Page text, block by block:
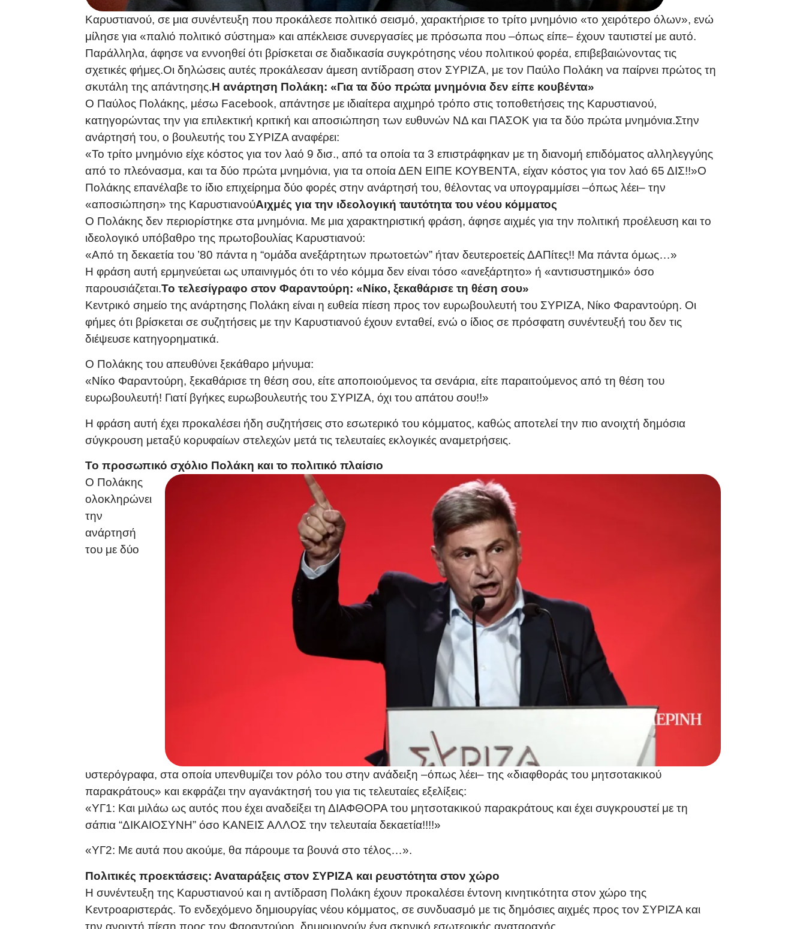
Καρυστιανού, σε μια συνέντευξη που προκάλεσε πολιτικό σεισμό, χαρακτήρισε το τρίτο μνημόνιο «το χειρότερο όλων», ενώ
μίλησε για «παλιό πολιτικό σύστημα» και απέκλεισε συνεργασίες με πρόσωπα που –όπως είπε– έχουν ταυτιστεί με αυτό.
Παράλληλα, άφησε να εννοηθεί ότι βρίσκεται σε διαδικασία συγκρότησης νέου πολιτικού φορέα, επιβεβαιώνοντας τις
σχετικές φήμες.Οι δηλώσεις αυτές προκάλεσαν άμεση αντίδραση στον ΣΥΡΙΖΑ, με τον Παύλο Πολάκη να παίρνει πρώτος τη
σκυτάλη της απάντησης.Η ανάρτηση Πολάκη: «Για τα δύο πρώτα μνημόνια δεν είπε κουβέντα»
Ο Παύλος Πολάκης, μέσω Facebook, απάντησε με ιδιαίτερα αιχμηρό τρόπο στις τοποθετήσεις της Καρυστιανού,
κατηγορώντας την για επιλεκτική κριτική και αποσιώπηση των ευθυνών ΝΔ και ΠΑΣΟΚ για τα δύο πρώτα μνημόνια.Στην
ανάρτησή του, ο βουλευτής του ΣΥΡΙΖΑ αναφέρει:
«Το τρίτο μνημόνιο είχε κόστος για τον λαό 9 δισ., από τα οποία τα 3 επιστράφηκαν με τη διανομή επιδόματος αλληλεγγύης
από το πλεόνασμα, και τα δύο πρώτα μνημόνια, για τα οποία ΔΕΝ ΕΙΠΕ ΚΟΥΒΕΝΤΑ, είχαν κόστος για τον λαό 65 ΔΙΣ!!»Ο
Πολάκης επανέλαβε το ίδιο επιχείρημα δύο φορές στην ανάρτησή του, θέλοντας να υπογραμμίσει –όπως λέει– την
«αποσιώπηση» της ΚαρυστιανούΑιχμές για την ιδεολογική ταυτότητα του νέου κόμματος
Ο Πολάκης δεν περιορίστηκε στα μνημόνια. Με μια χαρακτηριστική φράση, άφησε αιχμές για την πολιτική προέλευση και το
ιδεολογικό υπόβαθρο της πρωτοβουλίας Καρυστιανού:
«Από τη δεκαετία του ’80 πάντα η “ομάδα ανεξάρτητων πρωτοετών” ήταν δευτεροετείς ΔΑΠίτες!! Μα πάντα όμως…»
Η φράση αυτή ερμηνεύεται ως υπαινιγμός ότι το νέο κόμμα δεν είναι τόσο «ανεξάρτητο» ή «αντισυστημικό» όσο
παρουσιάζεται.Το τελεσίγραφο στον Φαραντούρη: «Νίκο, ξεκαθάρισε τη θέση σου»
Κεντρικό σημείο της ανάρτησης Πολάκη είναι η ευθεία πίεση προς τον ευρωβουλευτή του ΣΥΡΙΖΑ, Νίκο Φαραντούρη. Οι
φήμες ότι βρίσκεται σε συζητήσεις με την Καρυστιανού έχουν ενταθεί, ενώ ο ίδιος σε πρόσφατη συνέντευξή του δεν τις
διέψευσε κατηγορηματικά.
Ο Πολάκης του απευθύνει ξεκάθαρο μήνυμα:
«Νίκο Φαραντούρη, ξεκαθάρισε τη θέση σου, είτε αποποιούμενος τα σενάρια, είτε παραιτούμενος από τη θέση του
ευρωβουλευτή! Γιατί βγήκες ευρωβουλευτής του ΣΥΡΙΖΑ, όχι του απάτου σου!!»
Η φράση αυτή έχει προκαλέσει ήδη συζητήσεις στο εσωτερικό του κόμματος, καθώς αποτελεί την πιο ανοιχτή δημόσια
σύγκρουση μεταξύ κορυφαίων στελεχών μετά τις τελευταίες εκλογικές αναμετρήσεις.
Το προσωπικό σχόλιο Πολάκη και το πολιτικό πλαίσιο
Ο Πολάκης
ολοκληρώνει
την
ανάρτησή
του με δύο
υστερόγραφα, στα οποία υπενθυμίζει τον ρόλο του στην ανάδειξη –όπως λέει– της «διαφθοράς του μητσοτακικού
παρακράτους» και εκφράζει την αγανάκτησή του για τις τελευταίες εξελίξεις:
«ΥΓ1: Και μιλάω ως αυτός που έχει αναδείξει τη ΔΙΑΦΘΟΡΑ του μητσοτακικού παρακράτους και έχει συγκρουστεί με τη
σάπια “ΔΙΚΑΙΟΣΥΝΗ” όσο ΚΑΝΕΙΣ ΑΛΛΟΣ την τελευταία δεκαετία!!!!»
«ΥΓ2: Με αυτά που ακούμε, θα πάρουμε τα βουνά στο τέλος…».
Πολιτικές προεκτάσεις: Αναταράξεις στον ΣΥΡΙΖΑ και ρευστότητα στον χώρο
Η συνέντευξη της Καρυστιανού και η αντίδραση Πολάκη έχουν προκαλέσει έντονη κινητικότητα στον χώρο της
Κεντροαριστεράς. Το ενδεχόμενο δημιουργίας νέου κόμματος, σε συνδυασμό με τις δημόσιες αιχμές προς τον ΣΥΡΙΖΑ και
την ανοιχτή πίεση προς τον Φαραντούρη, δημιουργούν ένα σκηνικό εσωτερικής αναταραχής.